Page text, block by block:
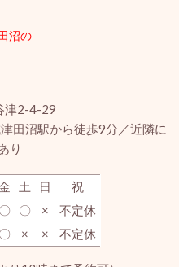
沼の
津2-4-29
田沼駅から徒歩9分／近隣に
り
土 日
祝
〇 〇 ×
不定休
〇 × × 不定休